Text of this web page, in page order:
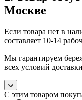
Москве
Если товара нет в
составляет 10-14
Мы гарантируем
всех условий
С этим товаром